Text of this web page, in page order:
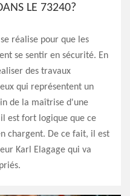
LE 73240?
réalise pour que les
se sentir en sécurité. En
des travaux
qui représentent un
de la maîtrise d'une
est fort logique que ce
chargent. De ce fait, il est
Karl Elagage qui va